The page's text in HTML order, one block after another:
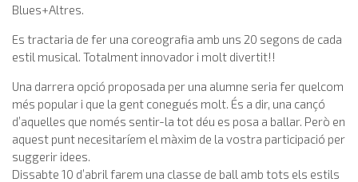
Blues+Altres.
Es tractaria de fer una coreografia amb uns 20 segons de cada
estil musical. Totalment innovador i molt divertit!!
Una darrera opció proposada per una alumne seria fer quelcom
més popular i que la gent conegués molt. És a dir, una cançó
d’aquelles que només sentir-la tot déu es posa a ballar. Però en
aquest punt necesitaríem el màxim de la vostra participació per
suggerir idees.
Dissabte 10 d’abril farem una classe de ball amb tots els estils